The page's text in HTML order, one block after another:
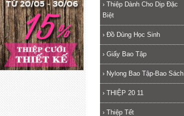
› Thiệp Dành Cho Dịp Đặc
Biệt
› Đồ Dùng Học Sinh
› Giấy Bao Tập
› Nylong Bao Tập-Bao Sách
› THIỆP 20 11
› Thiệp Tết